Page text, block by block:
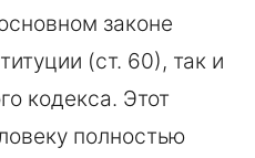
законе
(ст. 60), так и
кодекса. Этот
полностью